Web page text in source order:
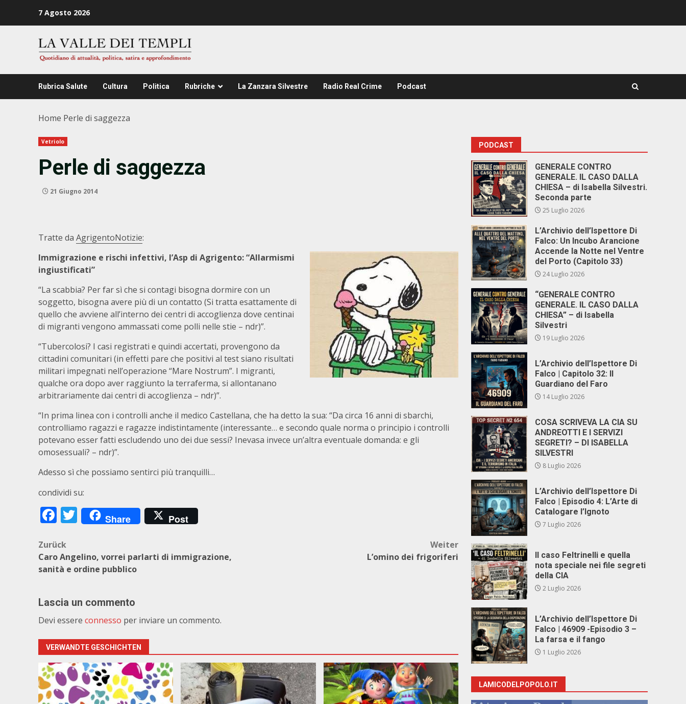
7 Agosto 2026
Rubrica Salute Cultura Politica Rubriche La Zanzara Silvestre Radio Real Crime Podcast
Home Perle di saggezza
Vetriolo
Perle di saggezza
21 Giugno 2014
Tratte da AgrigentoNotizie:
Immigrazione e rischi infettivi, l’Asp di Agrigento: “Allarmismi
ingiustificati”
“La scabbia? Per far sì che si contagi bisogna dormire con un
soggetto, bisogna avere più di un contatto (Si tratta esattamente di
quello che avviene all’interno dei centri di accoglienza dove centinai
di migranti vengono ammassati come polli nelle stie – ndr)”.
“Tubercolosi? I casi registrati e quindi accertati, provengono da
cittadini comunitari (in effetti pare che positivi al test siano risultati
militari impegnati nell’operazione “Mare Nostrum”. I migranti,
qualche ora dopo aver raggiunto la terraferma, si allontanano
arbitrariamente dai centri di accoglienza – ndr)”.
“In prima linea con i controlli anche il medico Castellana, che ha detto la sua: “Da circa 16 anni di sbarchi,
controlliamo ragazzi e ragazze indistintamente (interessante… e secondo quale norma o principio i controlli
potevano esser fatti escludendo uno dei due sessi? Inevasa invece un’altra eventuale domanda: e gli
omosessuali? – ndr)”.
Adesso sì che possiamo sentirci più tranquilli…
condividi su:
Facebook
Twitter
Share Post
Beitragsnavigation
Zurück
Caro Angelino, vorrei parlarti di immigrazione,
sanità e ordine pubblico
Weiter
L’omino dei frigoriferi
Lascia un commento
Devi essere connesso per inviare un commento.
VERWANDTE GESCHICHTEN
PODCAST
GENERALE CONTRO
GENERALE. IL CASO DALLA
CHIESA – di Isabella Silvestri.
Seconda parte
25 Luglio 2026
L’Archivio dell’Ispettore Di
Falco: Un Incubo Arancione
Accende la Notte nel Ventre
del Porto (Capitolo 33)
24 Luglio 2026
“GENERALE CONTRO
GENERALE. IL CASO DALLA
CHIESA” – di Isabella
Silvestri
19 Luglio 2026
L’Archivio dell’Ispettore Di
Falco | Capitolo 32: Il
Guardiano del Faro
14 Luglio 2026
COSA SCRIVEVA LA CIA SU
ANDREOTTI E I SERVIZI
SEGRETI? – DI ISABELLA
SILVESTRI
8 Luglio 2026
L’Archivio dell’Ispettore Di
Falco | Episodio 4: L’Arte di
Catalogare l’Ignoto
7 Luglio 2026
Il caso Feltrinelli e quella
nota speciale nei file segreti
della CIA
2 Luglio 2026
L’Archivio dell’Ispettore Di
Falco | 46909 -Episodio 3 –
La farsa e il fango
1 Luglio 2026
LAMICODELPOPOLO.IT